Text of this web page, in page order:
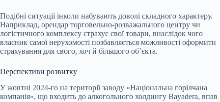
Подібні ситуації інколи набувають доволі складного характеру.
Наприклад, орендар торговельно-розважального центру чи
логістичного комплексу страхує свої товари, внаслідок чого
власник самої нерухомості позбавляється можливості оформити
страхування для свого, хоч й більшого об’єкта.
Перспективи розвитку
У жовтні 2024-го на території заводу «Національна горілчана
компанія», що входить до алкогольного холдингу Bayadera, впав